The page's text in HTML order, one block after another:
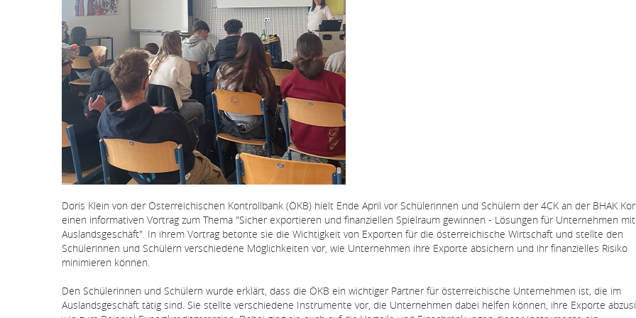
Doris Klein von der Österreichischen Kontrollbank (ÖKB) hielt Ende April vor Schülerinnen und Schülern der 4CK an der BHAK
einen informativen Vortrag zum Thema "Sicher exportieren und finanziellen Spielraum gewinnen - Lösungen für Unternehmen mit
Auslandsgeschäft". In ihrem Vortrag betonte sie die Wichtigkeit von Exporten für die österreichische Wirtschaft und stellte den
Schülerinnen und Schülern verschiedene Möglichkeiten vor, wie Unternehmen ihre Exporte absichern und ihr finanzielles Risiko
minimieren können.
Den Schülerinnen und Schülern wurde erklärt, dass die ÖKB ein wichtiger Partner für österreichische Unternehmen ist, die im
Auslandsgeschäft tätig sind. Sie stellte verschiedene Instrumente vor, die Unternehmen dabei helfen können, ihre Exporte